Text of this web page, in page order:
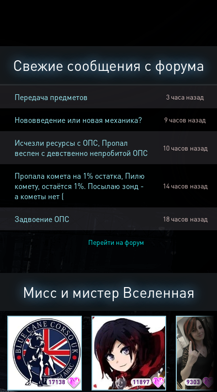
Свежие сообщения с форума
Передача предметов 3 часа назад
Нововведение или новая механика? 9 часов назад
Исчезли ресурсы с ОПС, Пропал
веспен с девственно непробитой ОПС
10 часов назад
Пропала комета на 1% остатка, Пилю
комету, остаётся 1%. Посылаю зонд -
а кометы нет (
14 часов назад
Задвоение ОПС 18 часов назад
Перейти на форум
Мисс и мистер Вселенная
17138 11897 9303